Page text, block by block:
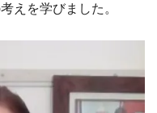
えを学びました。